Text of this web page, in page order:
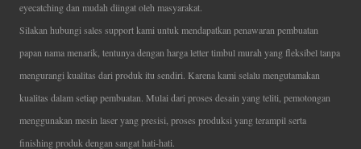
eyecatching dan mudah diingat oleh masyarakat.
Silakan hubungi sales support kami untuk mendapatkan penawaran pembuatan
papan nama menarik, tentunya dengan harga letter timbul murah yang fleksibel tanpa
mengurangi kualitas dari produk itu sendiri. Karena kami selalu mengutamakan
kualitas dalam setiap pembuatan. Mulai dari proses desain yang teliti, pemotongan
menggunakan mesin laser yang presisi, proses produksi yang terampil serta
finishing produk dengan sangat hati-hati.